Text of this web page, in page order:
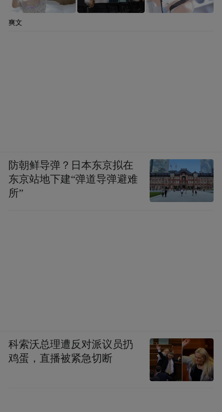
爽文
防朝鲜导弹？日本东京拟在
东京站地下建“弹道导弹避难
所”
科索沃总理遭反对派议员扔
鸡蛋，直播被紧急切断